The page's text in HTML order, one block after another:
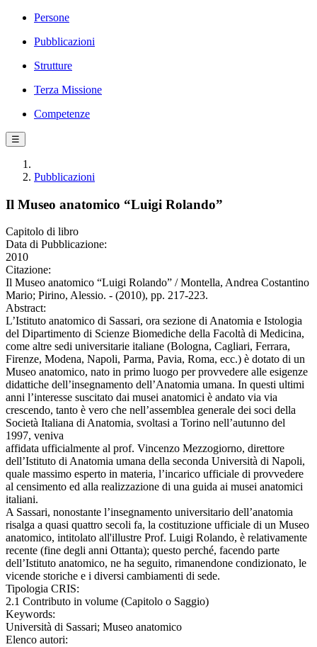
Persone
Pubblicazioni
Strutture
Terza Missione
Competenze
☰
Pubblicazioni
Il Museo anatomico “Luigi Rolando”
Capitolo di libro
Data di Pubblicazione:
2010
Citazione:
Il Museo anatomico “Luigi Rolando” / Montella, Andrea Costantino
Mario; Pirino, Alessio. - (2010), pp. 217-223.
Abstract:
L’Istituto anatomico di Sassari, ora sezione di Anatomia e Istologia
del Dipartimento di Scienze Biomediche della Facoltà di Medicina,
come altre sedi universitarie italiane (Bologna, Cagliari, Ferrara,
Firenze, Modena, Napoli, Parma, Pavia, Roma, ecc.) è dotato di un
Museo anatomico, nato in primo luogo per provvedere alle esigenze
didattiche dell’insegnamento dell’Anatomia umana. In questi ultimi
anni l’interesse suscitato dai musei anatomici è andato via via
crescendo, tanto è vero che nell’assemblea generale dei soci della
Società Italiana di Anatomia, svoltasi a Torino nell’autunno del
1997, veniva
affidata ufficialmente al prof. Vincenzo Mezzogiorno, direttore
dell’Istituto di Anatomia umana della seconda Università di Napoli,
quale massimo esperto in materia, l’incarico ufficiale di provvedere
al censimento ed alla realizzazione di una guida ai musei anatomici
italiani.
A Sassari, nonostante l’insegnamento universitario dell’anatomia
risalga a quasi quattro secoli fa, la costituzione ufficiale di un Museo
anatomico, intitolato all'illustre Prof. Luigi Rolando, è relativamente
recente (fine degli anni Ottanta); questo perché, facendo parte
dell’Istituto anatomico, ne ha seguito, rimanendone condizionato, le
vicende storiche e i diversi cambiamenti di sede.
Tipologia CRIS:
2.1 Contributo in volume (Capitolo o Saggio)
Keywords:
Università di Sassari; Museo anatomico
Elenco autori: